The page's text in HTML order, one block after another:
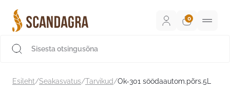
sisu
juurde
Esileht/Seakasvatus/Tarvikud/Ok-301 söödaautom.põrs.5L